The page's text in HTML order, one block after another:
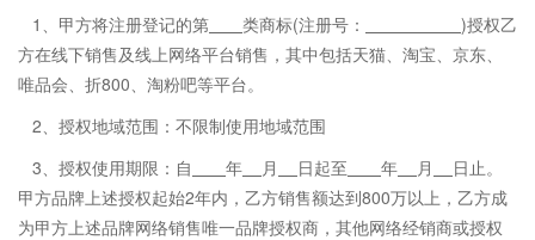
1、甲方将注册登记的第
类商标(注册号：
)授权乙
方在线下销售及线上网络平台销售，其中包括天猫、淘宝、京东、
唯品会、折800、淘粉吧等平台。
2、授权地域范围：不限制使用地域范围
3、授权使用期限：自
年 月 日起至 年 月
日止。
甲方品牌上述授权起始2年内，乙方销售额达到800万以上，乙方成
为甲方上述品牌网络销售唯一品牌授权商，其他网络经销商或授权